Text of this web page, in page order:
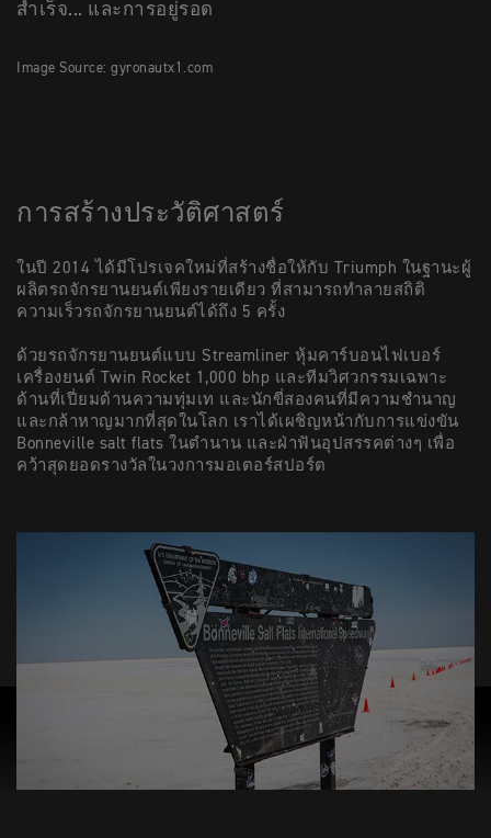
สำเร็จ... และการอยู่รอด
Image Source: gyronautx1.com
การสร้างประวัติศาสตร์
ในปี 2014 ได้มีโปรเจคใหม่ที่สร้างชื่อให้กับ Triumph ในฐานะผู้
ผลิตรถจักรยานยนต์เพียงรายเดียว ที่สามารถทำลายสถิติ
ความเร็วรถจักรยานยนต์ได้ถึง 5 ครั้ง
ด้วยรถจักรยานยนต์แบบ Streamliner หุ้มคาร์บอนไฟเบอร์
เครื่องยนต์ Twin Rocket 1,000 bhp และทีมวิศวกรรมเฉพาะ
ด้านที่เปี่ยมด้านความทุ่มเท และนักขี่สองคนที่มีความชำนาญ
และกล้าหาญมากที่สุดในโลก เราได้เผชิญหน้ากับการแข่งขัน
Bonneville salt flats ในตำนาน และฝ่าฟันอุปสรรคต่างๆ เพื่อ
คว้าสุดยอดรางวัลในวงการมอเตอร์สปอร์ต